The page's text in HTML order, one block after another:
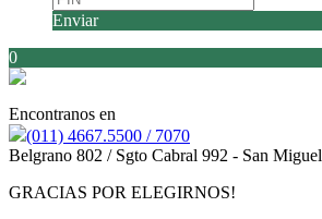
Enviar
0
Encontranos en
(011) 4667.5500 / 7070
Belgrano 802 / Sgto Cabral 992 - San Miguel
GRACIAS POR ELEGIRNOS!